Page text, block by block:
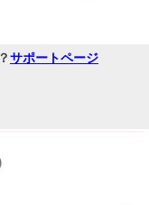
サポートページ